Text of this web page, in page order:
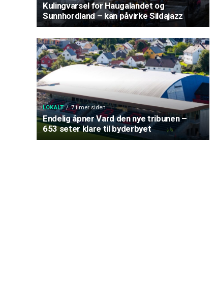
Kulingvarsel for Haugalandet og
Sunnhordland – kan påvirke Sildajazz
LOKALT 7 timer siden
Endelig åpner Vard den nye tribunen –
653 seter klare til byderbyet